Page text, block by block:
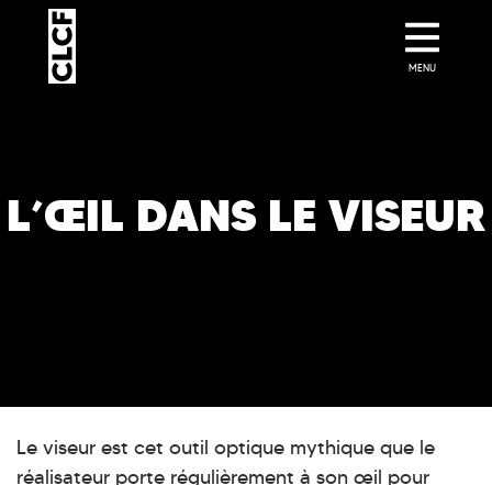
L’ŒIL DANS LE VISEUR
Le viseur est cet outil optique mythique que le
réalisateur porte régulièrement à son œil pour
MENU